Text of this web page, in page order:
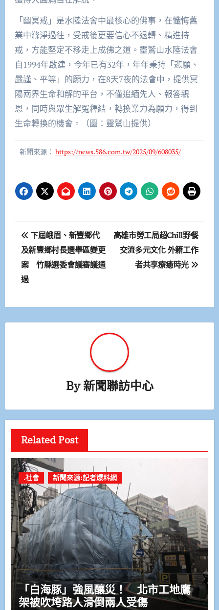
「幽冥戒」是水陸法會中最核心的佛事，在懺悔舊
業中滌淨過往，受戒後更要信心不退轉、精進持
戒，方能堅定不移走上成佛之道。靈鷲山水陸法會
自1994年啟建，今年已有32年，年年秉持「悲願、
嚴謹、平等」的願力，在8天7夜的法會中，提供冥
陽兩界生命和解的平台，不僅追緬先人、報答親
恩，同時與眾生解冤釋結，轉換業力為願力，得到
生命轉換的機會。（圖：靈鷲山提供）
新聞來源： https://news.586.com.tw/2025/09/608035/
文
章
導
下屆峨眉、新豐鄉代
及新豐鄉村長選舉區變更
案 竹縣選委會議審議通
過
高雄市勞工局超Chill野餐
交流多元文化 外籍工作
者共享療癒時光
By新聞聯訪中心
Related Post
.社會 新聞來源:記者爆料網
「白海豚」強風釀災！ 北市工地鷹
架被吹垮路人滑倒兩人受傷